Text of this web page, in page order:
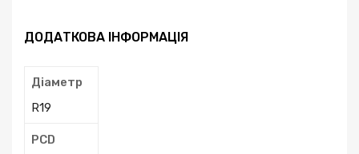
ДОДАТКОВА ІНФОРМАЦІЯ
Діаметр
R19
PCD